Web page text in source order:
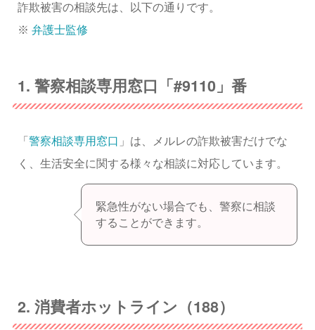
詐欺被害の相談先は、以下の通りです。
※ 弁護士監修
1. 警察相談専用窓口「#9110」番
「 警察相談専用窓口 」は、メルレの詐欺被害だけでな
く、生活安全に関する様々な相談に対応しています。
緊急性がない場合でも、警察に相談
することができます。
2. 消費者ホットライン（188）